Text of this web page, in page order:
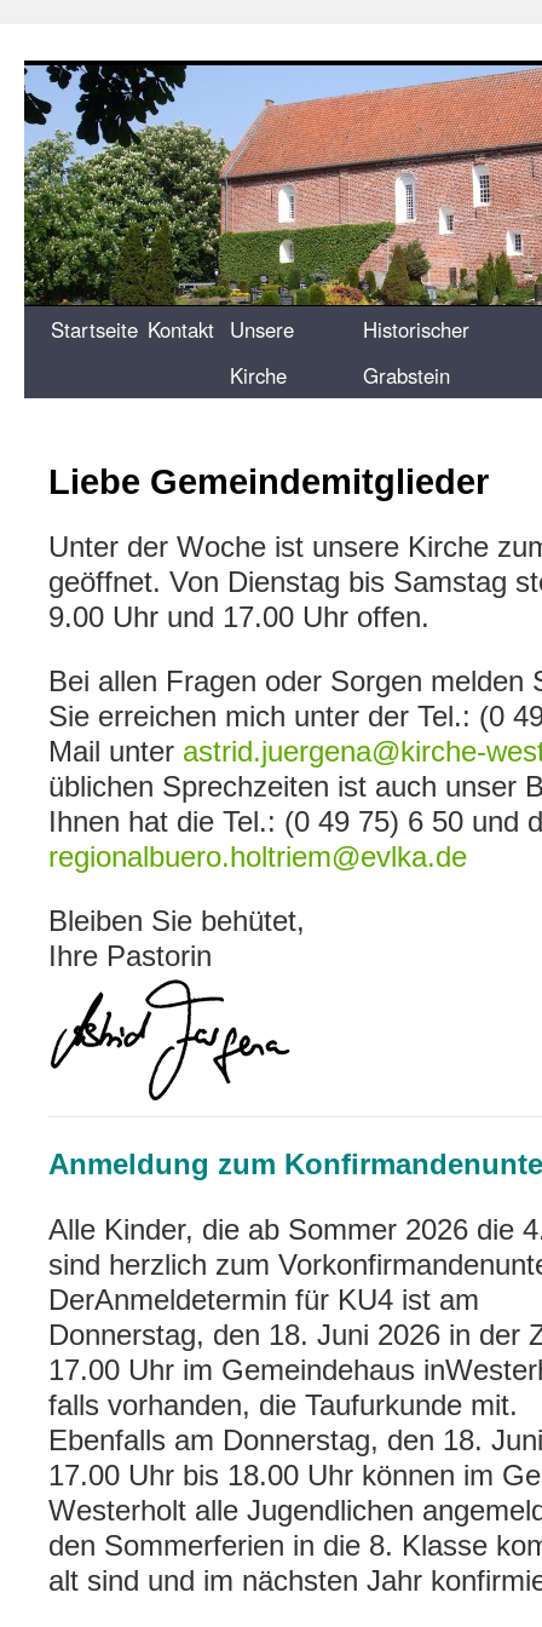
springen
Startseite Kontakt Unsere
Kirche
Historischer
Grabstein
Liebe Gemeindemitglieder
Unter der Woche ist unsere Kirche
geöffnet. Von Dienstag bis Samstag
9.00 Uhr und 17.00 Uhr offen.
Bei allen Fragen oder Sorgen melden
Sie erreichen mich unter der Tel.: (0
Mail unter astrid.juergena@kirche-
üblichen Sprechzeiten ist auch unser
Ihnen hat die Tel.: (0 49 75) 6 50 und
regionalbuero.holtriem@evlka.de
Bleiben Sie behütet,
Ihre Pastorin
Anmeldung zum
Alle Kinder, die ab Sommer 2026 die
sind herzlich zum
DerAnmeldetermin für KU4 ist am
Donnerstag, den 18. Juni 2026 in der
17.00 Uhr im Gemeindehaus
falls vorhanden, die Taufurkunde mit.
Ebenfalls am Donnerstag, den 18.
17.00 Uhr bis 18.00 Uhr können im
Westerholt alle Jugendlichen
den Sommerferien in die 8. Klasse
alt sind und im nächsten Jahr